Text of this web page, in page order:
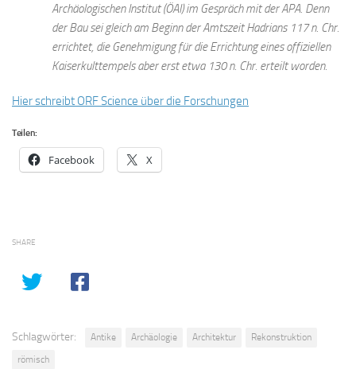
Archäologischen Institut (ÖAI) im Gespräch mit der APA. Denn
der Bau sei gleich am Beginn der Amtszeit Hadrians 117 n. Chr.
errichtet, die Genehmigung für die Errichtung eines offiziellen
Kaiserkulttempels aber erst etwa 130 n. Chr. erteilt worden.
Hier schreibt ORF Science über die Forschungen
Teilen:
Facebook X
SHARE
Schlagwörter: Antike Archäologie Architektur
Rekonstruktion
römisch